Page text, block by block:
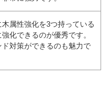
属性強化を3つ持っている
化できるのが優秀です。
ド対策ができるのも魅力で